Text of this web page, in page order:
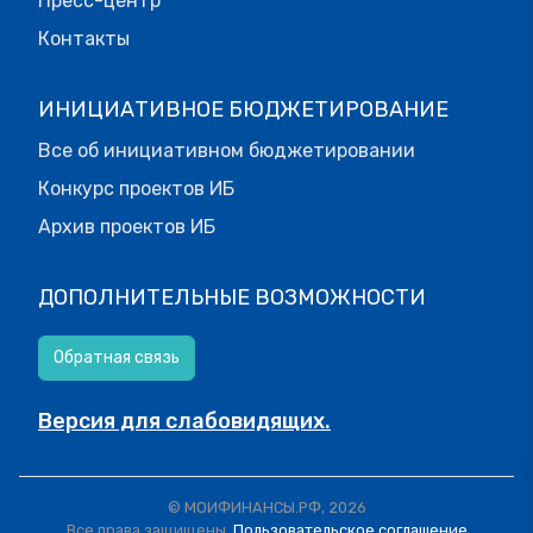
Соглашение незаключенным.
Контакты
ИНИЦИАТИВНОЕ БЮДЖЕТИРОВАНИЕ
Все об инициативном бюджетировании
Конкурс проектов ИБ
Архив проектов ИБ
ДОПОЛНИТЕЛЬНЫЕ ВОЗМОЖНОСТИ
Обратная связь
Версия для слабовидящих.
© МОИФИНАНСЫ.РФ, 2026